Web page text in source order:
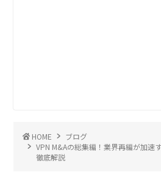
HOME
ブログ
VPN M&Aの総集編！業界再編が加速
徹底解説